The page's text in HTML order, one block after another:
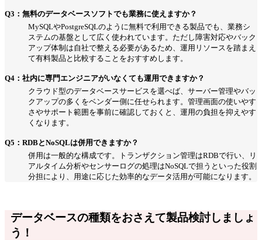
Q3：無料のデータベースソフトでも業務に使えますか？
MySQLやPostgreSQLのように無料で利用できる製品でも、業務シ
ステムの基盤として広く使われています。ただし障害対応やバック
アップ体制は自社で整える必要があるため、運用リソースを踏まえ
て有料製品と比較することをおすすめします。
Q4：社内に専門エンジニアがいなくても運用できますか？
クラウド型のデータベースサービスを選べば、サーバー管理やバッ
クアップの多くをベンダー側に任せられます。管理画面の使いやす
さやサポート範囲を事前に確認しておくと、運用の負担を抑えやす
くなります。
Q5：RDBとNoSQLは併用できますか？
併用は一般的な構成です。トランザクション管理はRDBで行い、リ
アルタイム分析やセンサーログの処理はNoSQLで担うといった役割
分担により、用途に応じた効率的なデータ活用が可能になります。
データベースの種類をおさえて製品検討しましょ
う！